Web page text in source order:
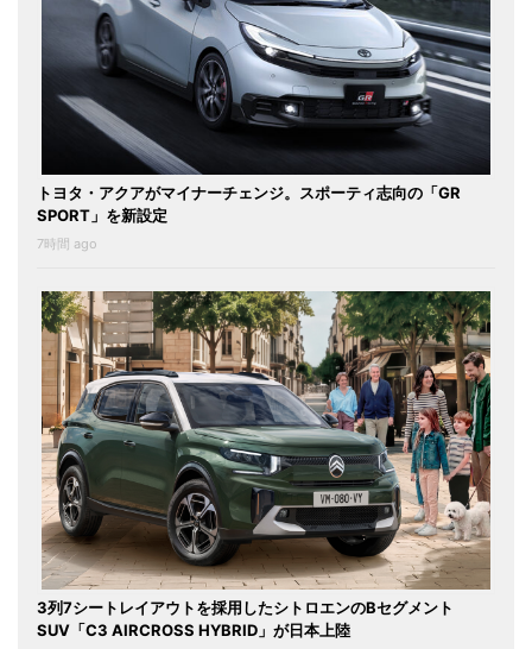
トヨタ・アクアがマイナーチェンジ。スポーティ志向の「GR
SPORT」を新設定
7時間 ago
3列7シートレイアウトを採用したシトロエンのBセグメント
SUV「C3 AIRCROSS HYBRID」が日本上陸